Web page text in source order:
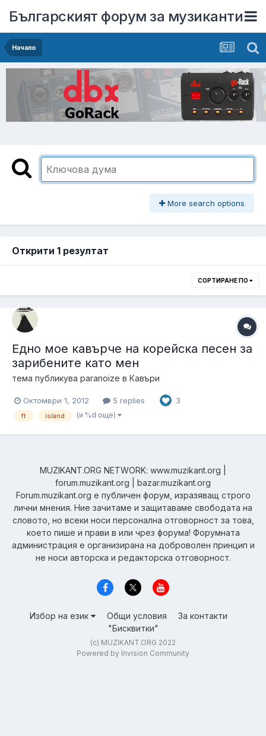
Българският форум за музиканти
Начало
More search options
Открити 1 резултат
СОРТИРАНЕ ПО
Едно мое кавърче на корейска песен за
зарибените като мен
тема публикува paranoize в Кавъри
Октомври 1, 2012 5 replies 3
ft island (и %d още)
MUZIKANT.ORG NETWORK: www.muzikant.org |
forum.muzikant.org | bazar.muzikant.org
Forum.muzikant.org е публичен форум, изразяващ строго
лични мнения. Ние зачитаме и защитаваме свободата на
словото, но всеки носи персонална отговорност за това,
което пише и прави в или чрез форума! Форумната
администрация е организирана на доброволен принцип и
не носи авторска и редакторска отговорност.
Избор на език Общи условия
За контакти
"Бисквитки"
(c) MUZIKANT.ORG 2022
Powered by Invision Community